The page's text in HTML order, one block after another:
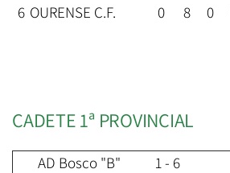
6 OURENSE C.F. 0 8 0
CADETE 1ª PROVINCIAL
AD Bosco "B" 1 - 6